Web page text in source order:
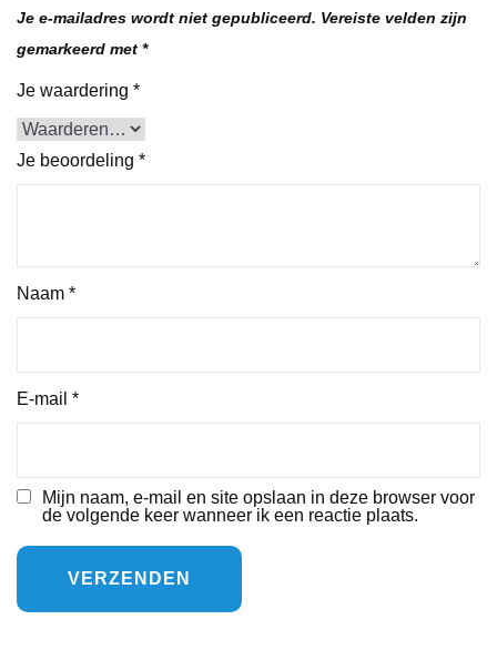
Je e-mailadres wordt niet gepubliceerd. Vereiste velden zijn
gemarkeerd met *
Je waardering *
Je beoordeling *
Naam *
E-mail *
Mijn naam, e-mail en site opslaan in deze browser voor
de volgende keer wanneer ik een reactie plaats.